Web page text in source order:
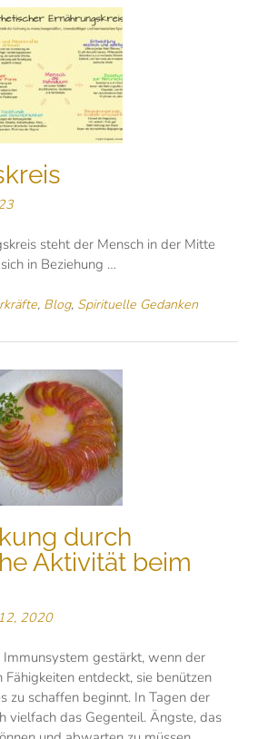
steht der Mensch in der Mitte
in Beziehung …
, Blog, Spirituelle Gedanken
durch
Aktivität beim
2020
gestärkt, wenn der
Fähigkeiten entdeckt, sie benützen
zu schaffen beginnt. In Tagen der
vielfach das Gegenteil. Ängste, das